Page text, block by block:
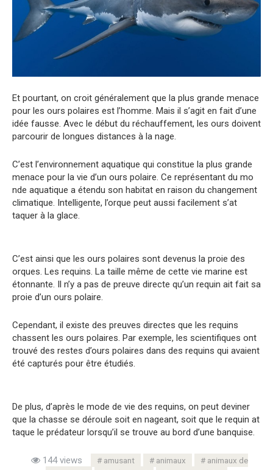
Et pourtant, on croit généralement que la plus grande menace
pour les ours polaires est l’homme. Mais il s’agit en fait d’une
idée fausse. Avec le début du réchauffement, les ours doivent
parcourir de longues distances à la nage.
C’est l’environnement aquatique qui constitue la plus grande
menace pour la vie d’un ours polaire. Ce représentant du mo
nde aquatique a étendu son habitat en raison du changement
climatique. Intelligente, l’orque peut aussi facilement s’at
taquer à la glace.
C’est ainsi que les ours polaires sont devenus la proie des
orques. Les requins. La taille même de cette vie marine est
étonnante. Il n’y a pas de preuve directe qu’un requin ait fait sa
proie d’un ours polaire.
Cependant, il existe des preuves directes que les requins
chassent les ours polaires. Par exemple, les scientifiques ont
trouvé des restes d’ours polaires dans des requins qui avaient
été capturés pour être étudiés.
De plus, d’après le mode de vie des requins, on peut deviner
que la chasse se déroule soit en nageant, soit que le requin at
taque le prédateur lorsqu’il se trouve au bord d’une banquise.
144 views amusant animaux
animaux de